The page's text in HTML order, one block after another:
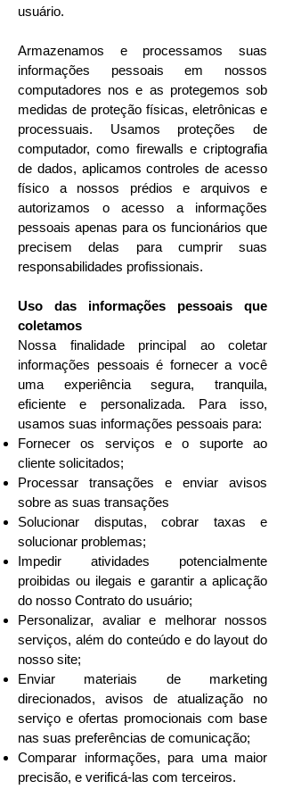
usuário.
Armazenamos e processamos suas
informações pessoais em nossos
computadores nos e as protegemos sob
medidas de proteção físicas, eletrônicas e
processuais. Usamos proteções de
computador, como firewalls e criptografia
de dados, aplicamos controles de acesso
físico a nossos prédios e arquivos e
autorizamos o acesso a informações
pessoais apenas para os funcionários que
precisem delas para cumprir suas
responsabilidades profissionais.
Uso das informações pessoais que
coletamos
Nossa finalidade principal ao coletar
informações pessoais é fornecer a você
uma experiência segura, tranquila,
eficiente e personalizada. Para isso,
usamos suas informações pessoais para:
Fornecer os serviços e o suporte ao
cliente solicitados;
Processar transações e enviar avisos
sobre as suas transações
Solucionar disputas, cobrar taxas e
solucionar problemas;
Impedir atividades potencialmente
proibidas ou ilegais e garantir a aplicação
do nosso Contrato do usuário;
Personalizar, avaliar e melhorar nossos
serviços, além do conteúdo e do layout do
nosso site;
Enviar materiais de marketing
direcionados, avisos de atualização no
serviço e ofertas promocionais com base
nas suas preferências de comunicação;
Comparar informações, para uma maior
precisão, e verificá-las com terceiros.